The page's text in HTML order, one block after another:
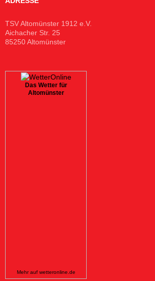
TSV Altomünster 1912 e.V.
Aichacher Str. 25
85250 Altomünster
Das Wetter für
Altomünster
Mehr auf wetteronline.de